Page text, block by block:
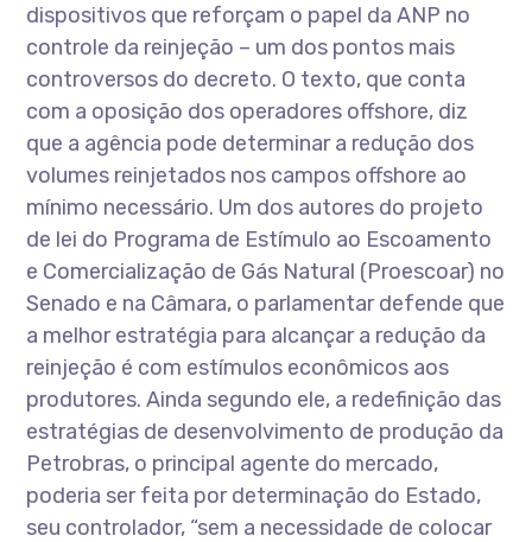
dispositivos que reforçam o papel da ANP no
controle da reinjeção – um dos pontos mais
controversos do decreto. O texto, que conta
com a oposição dos operadores offshore, diz
que a agência pode determinar a redução dos
volumes reinjetados nos campos offshore ao
mínimo necessário. Um dos autores do projeto
de lei do Programa de Estímulo ao Escoamento
e Comercialização de Gás Natural (Proescoar) no
Senado e na Câmara, o parlamentar defende que
a melhor estratégia para alcançar a redução da
reinjeção é com estímulos econômicos aos
produtores. Ainda segundo ele, a redefinição das
estratégias de desenvolvimento de produção da
Petrobras, o principal agente do mercado,
poderia ser feita por determinação do Estado,
seu controlador, “sem a necessidade de colocar